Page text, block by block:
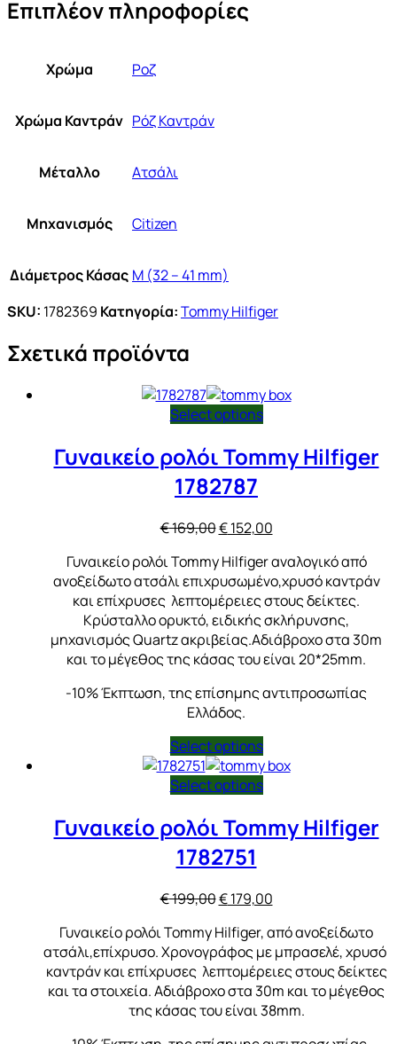
Επιπλέον πληροφορίες
Χρώμα Ροζ
Χρώμα Καντράν Ρόζ Καντράν
Μέταλλο Ατσάλι
Μηχανισμός Citizen
Διάμετρος Κάσας M (32 – 41 mm)
SKU: 1782369 Κατηγορία:Tommy Hilfiger
Σχετικά προϊόντα
Select options
Γυναικείο ρολόι Tommy Hilfiger
1782787
€169,00Original
was:
€ 169,00.
€152,00Η
τιμή
είναι:
€ 152,00.
Γυναικείο ρολόι Tommy Hilfiger αναλογικό από
ανοξείδωτο ατσάλι επιχρυσωμένο,χρυσό καντράν
και επίχρυσες λεπτομέρειες στους δείκτες.
Κρύσταλλο ορυκτό, ειδικής σκλήρυνσης,
μηχανισμός Quartz ακριβείας.Αδιάβροχο στα 30m
και το μέγεθος της κάσας του είναι 20*25mm.
-10% Έκπτωση, της επίσημης αντιπροσωπίας
Ελλάδος.
Select options
Select options
Γυναικείο ρολόι Tommy Hilfiger
1782751
€199,00Original
was:
€ 199,00.
€179,00Η
τιμή
είναι:
€ 179,00.
Γυναικείο ρολόι Tommy Hilfiger, από ανοξείδωτο
ατσάλι,επίχρυσο. Χρονογράφος με μπρασελέ, χρυσό
καντράν και επίχρυσες λεπτομέρειες στους δείκτες
και τα στοιχεία. Αδιάβροχο στα 30m και το μέγεθος
της κάσας του είναι 38mm.